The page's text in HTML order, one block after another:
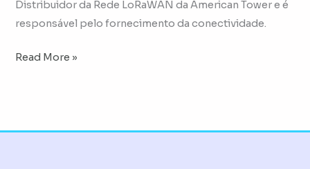
Distribuidor da Rede LoRaWAN da American Tower e é
responsável pelo fornecimento da conectividade.
Read More »